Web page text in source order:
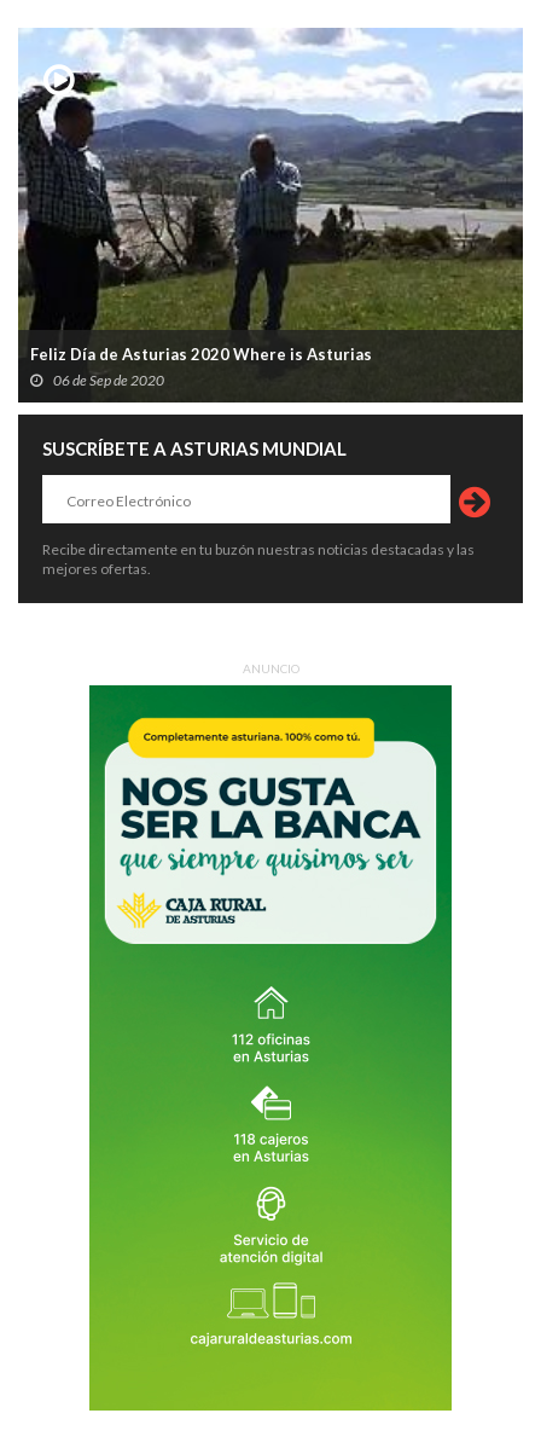
Feliz Día de Asturias 2020 Where is Asturias
06 de Sep de 2020
SUSCRÍBETE A ASTURIAS MUNDIAL
Recibe directamente en tu buzón nuestras noticias destacadas y las
mejores ofertas.
ANUNCIO